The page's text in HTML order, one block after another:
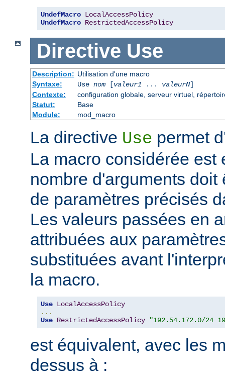
UndefMacro LocalAccessPolicy
UndefMacro RestrictedAccessPolicy
Directive Use
Description: Utilisation d'une macro
Syntaxe:
Use nom[valeur1... valeurN]
Contexte:
configuration globale, serveur virtuel,
Statut:
Base
Module:
mod_macro
La directive Use permet
La macro considérée est
nombre d'arguments
de paramètres précisés
Les valeurs passées en
attribuées aux
substituées avant
la macro.
Use LocalAccessPolicy
...
Use RestrictedAccessPolicy "192.54.172.0/24
est équivalent, avec les
dessus à :